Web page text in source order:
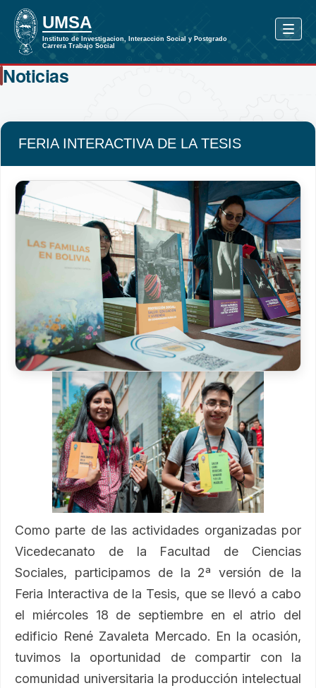
Noticias
FERIA INTERACTIVA DE LA TESIS
Como parte de las actividades organizadas por
Vicedecanato de la Facultad de Ciencias
Sociales, participamos de la 2ª versión de la
Feria Interactiva de la Tesis, que se llevó a cabo
el miércoles 18 de septiembre en el atrio del
edificio René Zavaleta Mercado. En la ocasión,
tuvimos la oportunidad de compartir con la
comunidad universitaria la producción intelectual